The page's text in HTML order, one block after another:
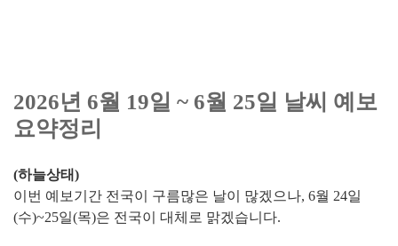
2026년 6월 19일 ~ 6월 25일 날씨 예보
요약정리
(하늘상태)
이번 예보기간 전국이 구름많은 날이 많겠으나, 6월 24일
(수)~25일(목)은 전국이 대체로 맑겠습니다.